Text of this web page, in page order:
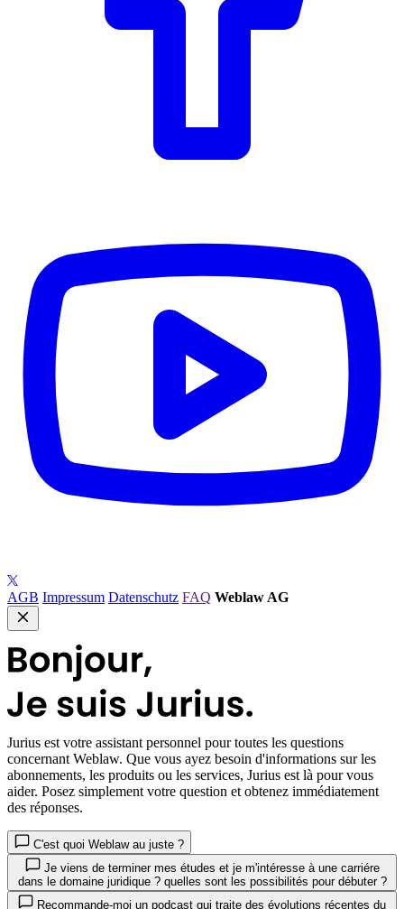
AGB Impressum Datenschutz FAQ Weblaw AG
Jurius est votre assistant personnel pour toutes les questions
concernant Weblaw. Que vous ayez besoin d'informations sur les
abonnements, les produits ou les services, Jurius est là pour vous
aider. Posez simplement votre question et obtenez immédiatement
des réponses.
C'est quoi Weblaw au juste ?
Je viens de terminer mes études et je m'intéresse à une carriére
dans le domaine juridique ? quelles sont les possibilités pour débuter ?